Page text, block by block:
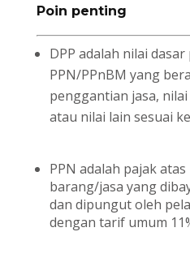
Poin penting
DPP adalah nilai
PPN/PPnBM yang
penggantian jasa,
atau nilai lain sesuai
PPN adalah pajak
barang/jasa yang
dan dipungut oleh
dengan tarif umum